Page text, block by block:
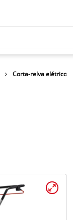
Corta-relva elétrico